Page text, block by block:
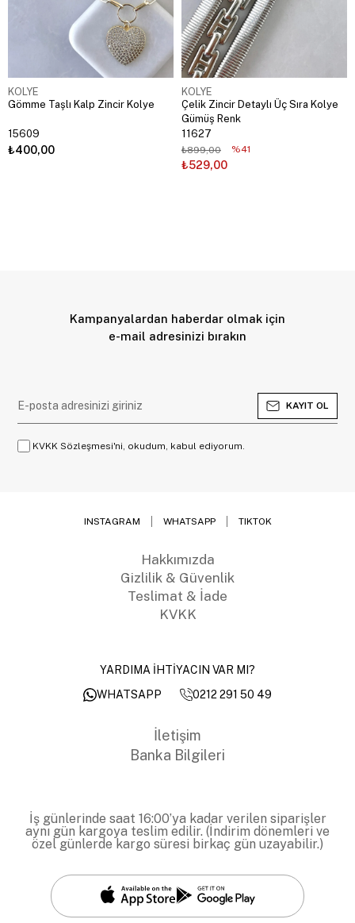
KOLYE
Gömme Taşlı Kalp Zincir Kolye
15609
₺400,00
KOLYE
Çelik Zincir Detaylı Üç Sıra Kolye
Gümüş Renk
11627
₺529,00
₺899,00 %41
Kampanyalardan haberdar olmak için
e-mail adresinizi bırakın
KAYIT OL
KVKK Sözleşmesi'ni, okudum, kabul ediyorum.
INSTAGRAM WHATSAPP TIKTOK
Hakkımızda
Gizlilik & Güvenlik
Teslimat & İade
KVKK
YARDIMA İHTİYACIN VAR MI?
WHATSAPP
0212 291 50 49
İletişim
Banka Bilgileri
İş günlerinde saat 16:00’ya kadar verilen siparişler
aynı gün kargoya teslim edilir. (İndirim dönemleri ve
özel günlerde kargo süresi birkaç gün uzayabilir.)